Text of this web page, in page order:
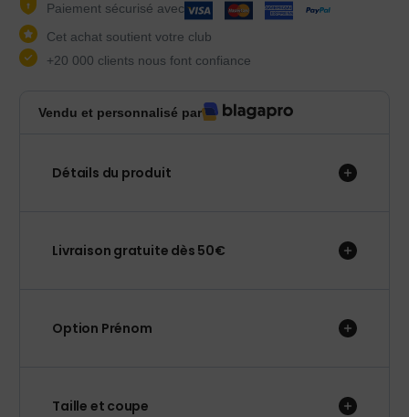
Paiement sécurisé avec
Cet achat soutient votre club
+20 000 clients nous font confiance
Vendu et personnalisé par
Détails du produit
Livraison gratuite dès 50€
Option Prénom
Taille et coupe